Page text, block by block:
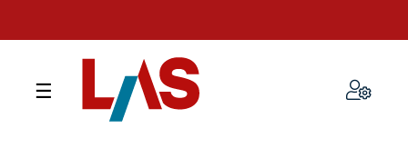
navigazione
☰